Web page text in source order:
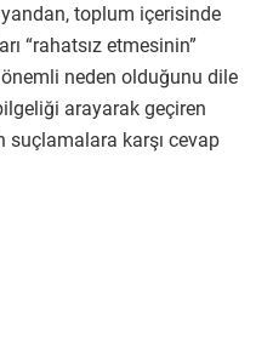
toplum içerisinde
“rahatsız etmesinin”
neden olduğunu dile
arayarak geçiren
suçlamalara karşı cevap